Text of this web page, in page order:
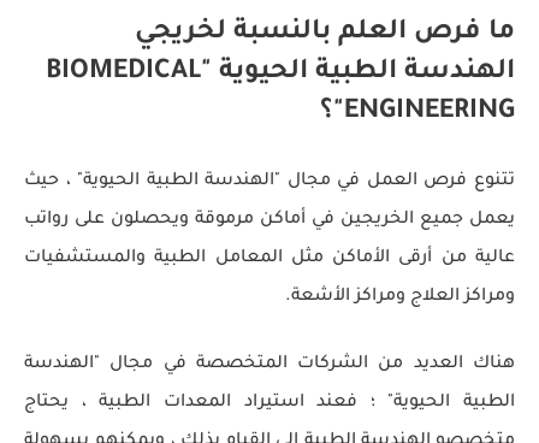
ما فرص العلم بالنسبة لخريجي
الهندسة الطبية الحيوية "BIOMEDICAL
ENGINEERING"؟
تتنوع فرص العمل في مجال "الهندسة الطبية الحيوية" ، حيث
يعمل جميع الخريجين في أماكن مرموقة ويحصلون على رواتب
عالية من أرقى الأماكن مثل المعامل الطبية والمستشفيات
ومراكز العلاج ومراكز الأشعة.
هناك العديد من الشركات المتخصصة في مجال "الهندسة
الطبية الحيوية" ؛ فعند استيراد المعدات الطبية ، يحتاج